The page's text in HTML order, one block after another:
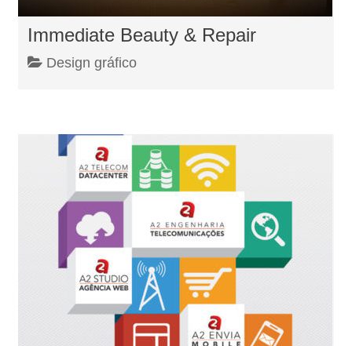
Immediate Beauty & Repair
Design gráfico